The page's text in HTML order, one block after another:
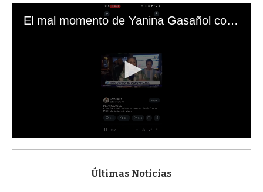
El mal momento de Yanina Gasañol con un hincha argentino en "Subrayado"
s
Últimas Noticias